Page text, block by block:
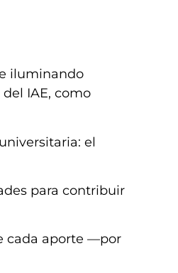
iluminando
IAE, como
el
para contribuir
cada aporte —por